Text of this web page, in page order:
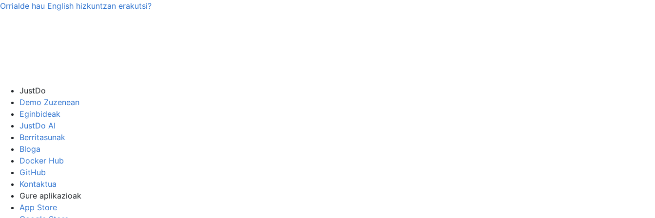
Orrialde hau English hizkuntzan erakutsi?
JustDo
Demo Zuzenean
Eginbideak
JustDo AI
Berritasunak
Bloga
Docker Hub
GitHub
Kontaktua
Gure aplikazioak
App Store